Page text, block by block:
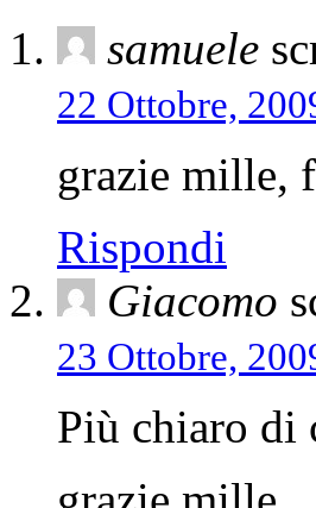
samuele
22 Ottobre,
grazie mille,
Rispondi
Giacomo
23 Ottobre,
Più chiaro